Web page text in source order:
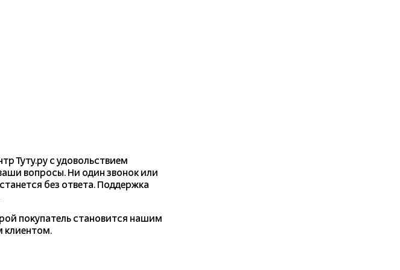
Туту.ру с удовольствием
вопросы. Ни один звонок или
без ответа. Поддержка
покупатель становится нашим
клиентом.